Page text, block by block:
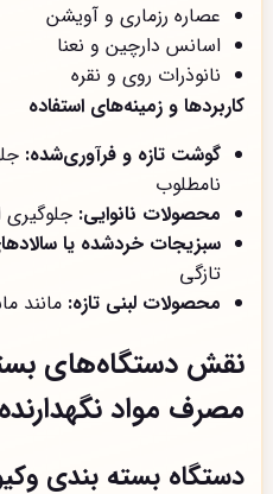
عصاره رزماری و آویشن
اسانس دارچین و نعنا
نانوذرات روی و نقره
کاربردها و زمینه‌های استفاده
گوشت تازه و فرآوری‌شده:
نامطلوب
محصولات نانوایی:
سبزیجات خردشده یا
تازگی
محصولات لبنی تازه: مانند
نقش دستگاه‌های
مصرف مواد نگهدارنده
دستگاه بسته بندی